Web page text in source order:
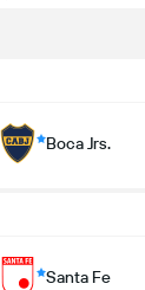
Boca Jrs.
Santa Fe